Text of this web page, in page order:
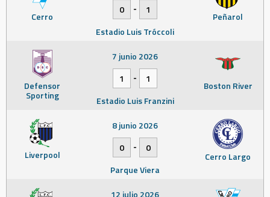
Cerro Peñarol
0
-
1
Estadio Luis Tróccoli
Defensor
Sporting
Boston River
7 junio 2026
1
-
1
Estadio Luis Franzini
Liverpool Cerro Largo
8 junio 2026
0
-
0
Parque Viera
12 julio 2026